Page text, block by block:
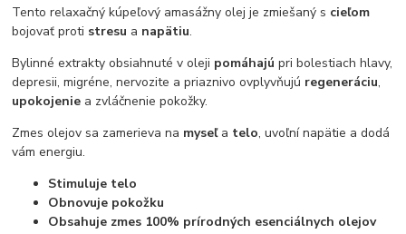
Tento relaxačný kúpeľový amasážny olej je zmiešaný s cieľom
bojovať proti stresu a napätiu.
Bylinné extrakty obsiahnuté v oleji pomáhajú pri bolestiach hlavy,
depresii, migréne, nervozite a priaznivo ovplyvňujú regeneráciu,
upokojenie a zvláčnenie pokožky.
Zmes olejov sa zamerieva na myseľa telo, uvoľní napätie a dodá
vám energiu.
Stimuluje telo
Obnovuje pokožku
Obsahuje zmes 100% prírodných esenciálnych olejov